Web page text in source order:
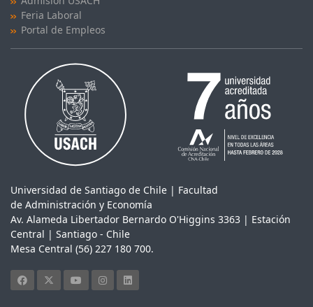
Feria Laboral
Portal de Empleos
Universidad de Santiago de Chile | Facultad
de Administración y Economía
Av. Alameda Libertador Bernardo O'Higgins 3363 | Estación
Central | Santiago - Chile
Mesa Central (56) 227 180 700.